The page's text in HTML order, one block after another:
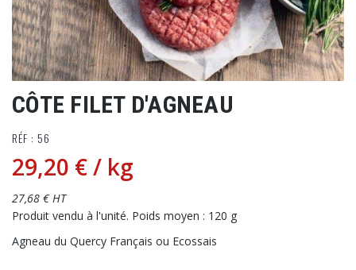
CÔTE FILET D'AGNEAU
RÉF : 56
29,20 €/ kg
27,68 € HT
Produit vendu à l'unité. Poids moyen : 120 g
Agneau du Quercy Français ou Ecossais